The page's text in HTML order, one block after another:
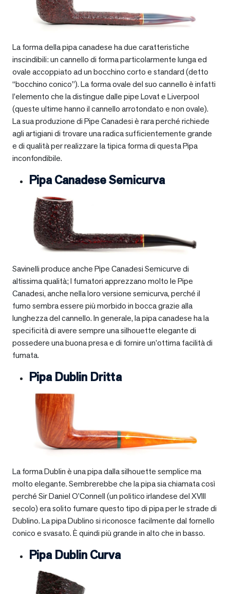
La forma della pipa canadese ha due caratteristiche
inscindibili: un cannello di forma particolarmente lunga ed
ovale accoppiato ad un bocchino corto e standard (detto
“bocchino conico”). La forma ovale del suo cannello è infatti
l’elemento che la distingue dalle pipe Lovat e Liverpool
(queste ultime hanno il cannello arrotondato e non ovale).
La sua produzione di Pipe Canadesi è rara perché richiede
agli artigiani di trovare una radica sufficientemente grande
e di qualità per realizzare la tipica forma di questa Pipa
inconfondibile.
Pipa Canadese Semicurva
Savinelli produce anche Pipe Canadesi Semicurve di
altissima qualità; I fumatori apprezzano molto le Pipe
Canadesi, anche nella loro versione semicurva, perché il
fumo sembra essere più morbido in bocca grazie alla
lunghezza del cannello. In generale, la pipa canadese ha la
specificità di avere sempre una silhouette elegante di
possedere una buona presa e di fornire un’ottima facilità di
fumata.
Pipa Dublin Dritta
La forma Dublin è una pipa dalla silhouette semplice ma
molto elegante. Sembrerebbe che la pipa sia chiamata così
perché Sir Daniel O’Connell (un politico irlandese del XVIII
secolo) era solito fumare questo tipo di pipa per le strade di
Dublino. La pipa Dublino si riconosce facilmente dal fornello
conico e svasato. È quindi più grande in alto che in basso.
Pipa Dublin Curva